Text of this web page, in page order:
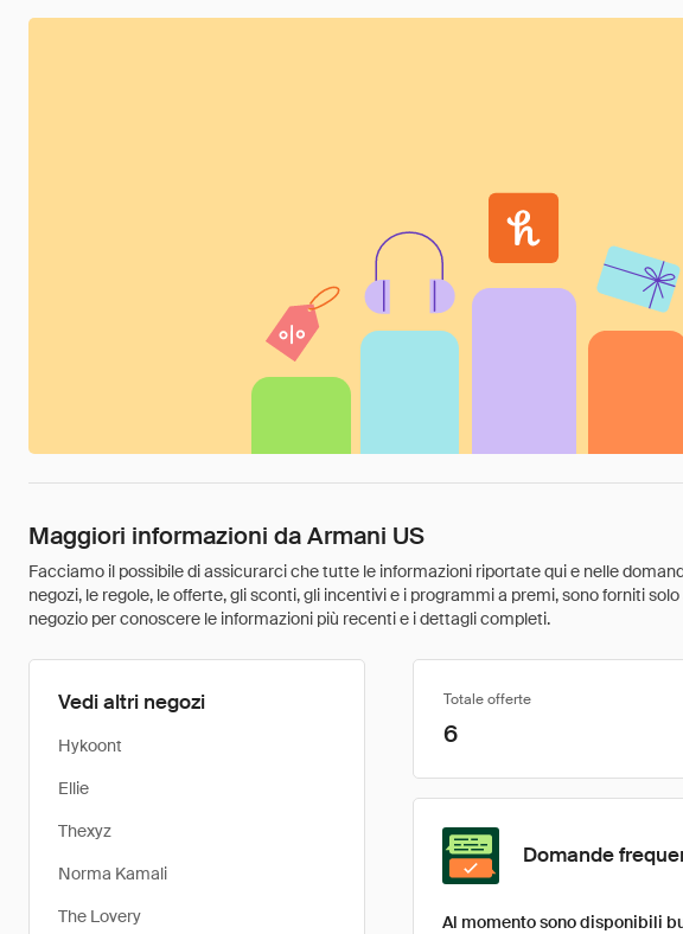
Maggiori informazioni da Armani US
Facciamo il possibile di assicurarci che tutte le informazioni riportate qui e nelle
negozi, le regole, le offerte, gli sconti, gli incentivi e i programmi a premi, sono forniti
negozio per conoscere le informazioni più recenti e i dettagli completi.
Vedi altri negozi
Hykoont
Ellie
Thexyz
Norma Kamali
The Lovery
Totale offerte
6
Domande
Al momento sono disponibili